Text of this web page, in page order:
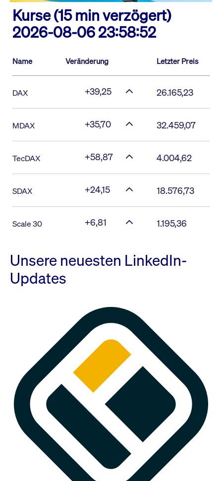
Kurse (15 min verzögert)
2026-08-06 23:58:52
Name Veränderung Letzter Preis
DAX +39,25 26.165,23
MDAX +35,70 32.459,07
TecDAX +58,87 4.004,62
SDAX +24,15 18.576,73
Scale 30 +6,81 1.195,36
Unsere neuesten LinkedIn-
Updates